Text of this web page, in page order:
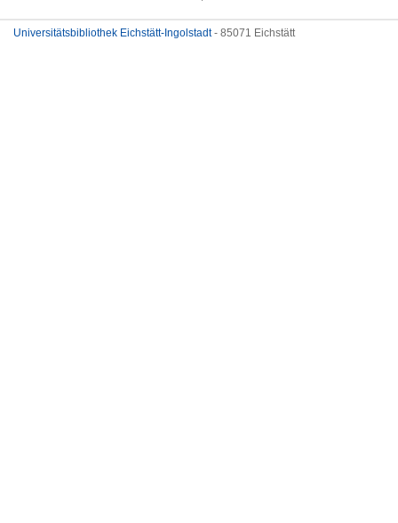
Universitätsbibliothek Eichstätt-Ingolstadt- 85071 Eichstätt